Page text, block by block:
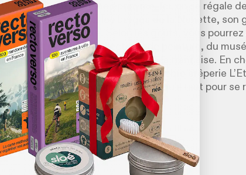
onctueux que la crème éponyme. Ici, on se régale
sa forêt, ses étangs, les berges de la Nonette, son
par Le Nôtre. Selon les goûts, vous
château et de ses collections de peinture, du
parc, chef d'œuvre des jardins à la française. En
étangs de Commelles et leur célèbre crêperie
la fameuse crème. Tout ce qu’il faut pour se